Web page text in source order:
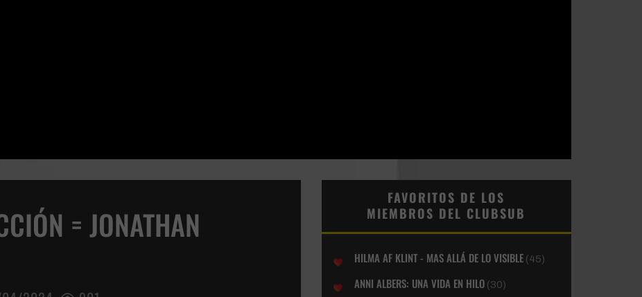
= JONATHAN
FAVORITOS DE LOS
MIEMBROS DEL CLUBSUB
HILMA AF KLINT - MAS ALLÁ DE LO VISIBLE (45)
ANNI ALBERS: UNA VIDA EN HILO (30)